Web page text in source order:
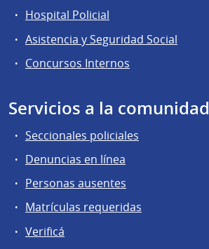
Hospital Policial
Asistencia y Seguridad Social
Concursos Internos
Servicios a la comunidad
Seccionales policiales
Denuncias en línea
Personas ausentes
Matrículas requeridas
Verificá